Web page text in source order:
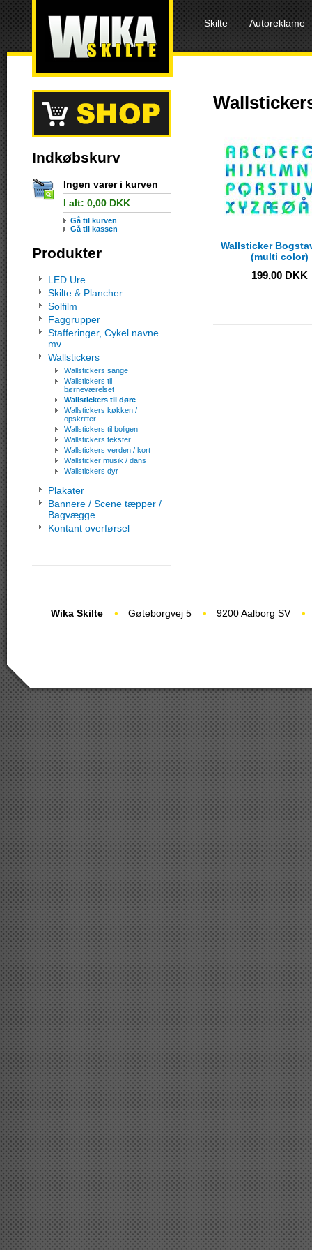
Skilte Autoreklame
Indkøbskurv
Ingen varer i kurven
I alt: 0,00 DKK
Gå til kurven
Gå til kassen
Produkter
LED Ure
Skilte & Plancher
Solfilm
Faggrupper
Stafferinger, Cykel navne
mv.
Wallstickers
Wallstickers sange
Wallstickers til
børneværelset
Wallstickers til døre
Wallstickers køkken /
opskrifter
Wallstickers til boligen
Wallstickers tekster
Wallstickers verden / kort
Wallsticker musik / dans
Wallstickers dyr
Plakater
Bannere / Scene tæpper /
Bagvægge
Kontant overførsel
Wallsticker
(multi color)
199,00DKK
Wika Skilte Gøteborgvej 5 9200 Aalborg SV